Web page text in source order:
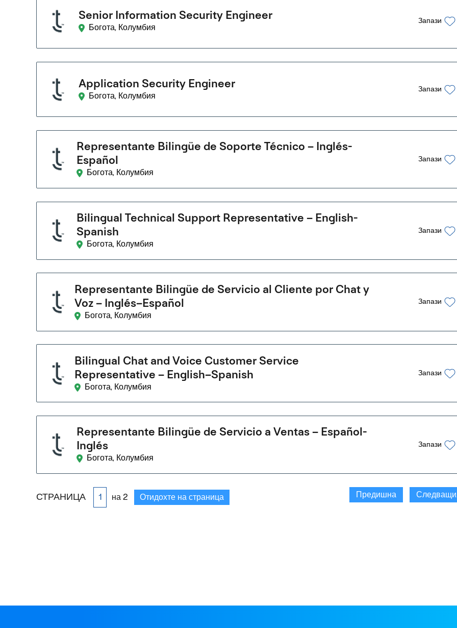
Senior Information Security Engineer
Богота, Колумбия
Запази
Application Security Engineer
Богота, Колумбия
Запази
Representante Bilingüe de Soporte Técnico – Inglés-
Español
Богота, Колумбия
Запази
Bilingual Technical Support Representative – English-
Spanish
Богота, Колумбия
Запази
Representante Bilingüe de Servicio al Cliente por Chat y
Voz – Inglés–Español
Богота, Колумбия
Запази
Bilingual Chat and Voice Customer Service
Representative – English–Spanish
Богота, Колумбия
Запази
Representante Bilingüe de Servicio a Ventas – Español-
Inglés
Богота, Колумбия
Запази
СТРАНИЦА на 2 Отидохте на страница Предишна